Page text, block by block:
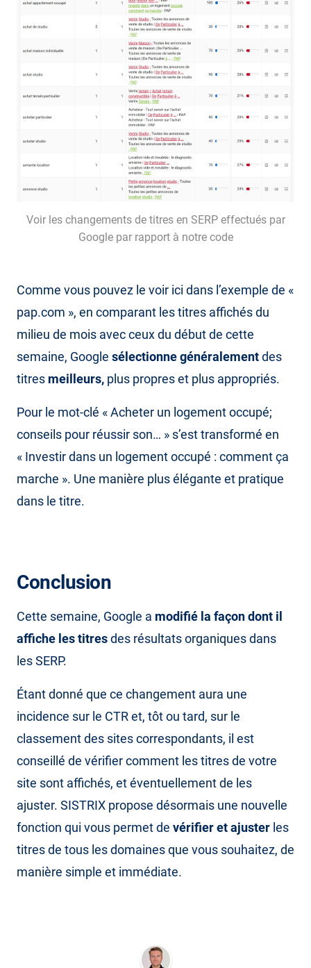
Voir les changements de titres en SERP effectués par
Google par rapport à notre code
Comme vous pouvez le voir ici dans l’exemple de «
pap.com », en comparant les titres affichés du
milieu de mois avec ceux du début de cette
semaine, Google sélectionne généralementdes
titres meilleurs, plus propres et plus appropriés.
Pour le mot-clé « Acheter un logement occupé;
conseils pour réussir son… » s’est transformé en
« Investir dans un logement occupé : comment ça
marche ». Une manière plus élégante et pratique
dans le titre.
Conclusion
Cette semaine, Google a modifié la façon dont il
affiche les titresdes résultats organiques dans
les SERP.
Étant donné que ce changement aura une
incidence sur le CTR et, tôt ou tard, sur le
classement des sites correspondants, il est
conseillé de vérifier comment les titres de votre
site sont affichés, et éventuellement de les
ajuster. SISTRIX propose désormais une nouvelle
fonction qui vous permet de vérifier et ajuster les
titres de tous les domaines que vous souhaitez, de
manière simple et immédiate.